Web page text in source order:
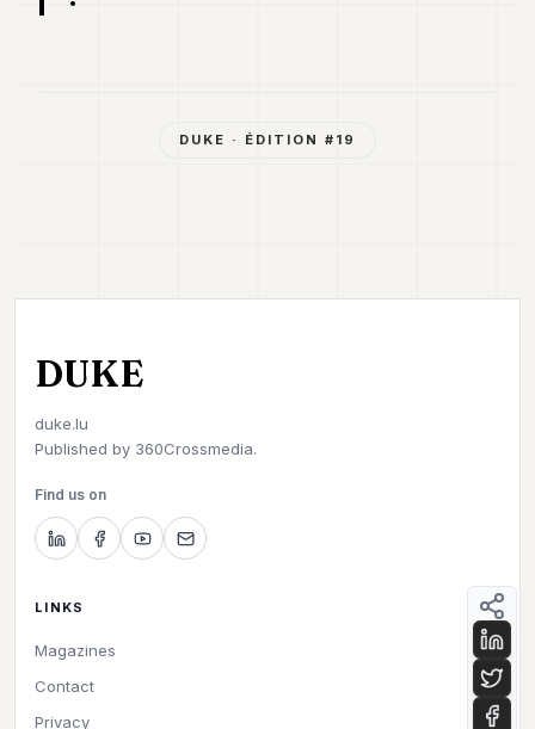
DUKE · ÉDITION # 19
DUKE
duke.lu
Published by 360Crossmedia.
Find us on
LINKS
Magazines
Contact
Privacy